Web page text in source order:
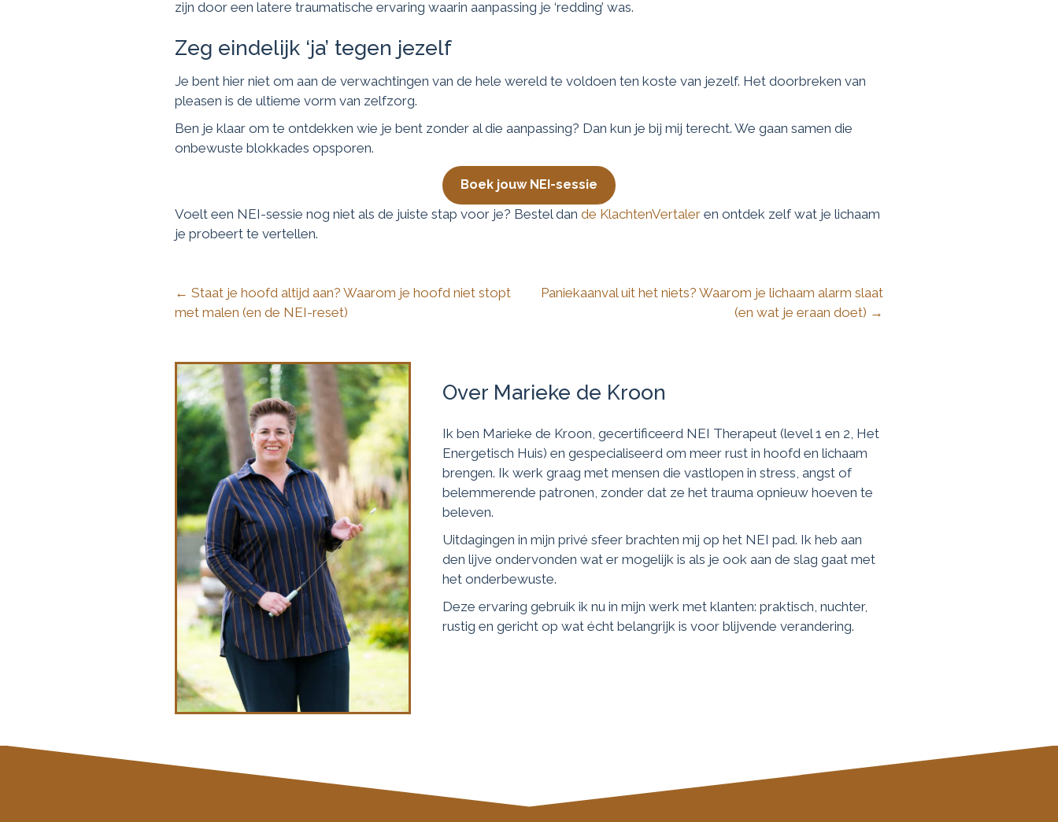
zijn door een latere traumatische ervaring waarin aanpassing je ‘redding’ was.
Zeg eindelijk ‘ja’ tegen jezelf
Je bent hier niet om aan de verwachtingen van de hele wereld te voldoen ten koste van jezelf. Het doorbreken van
pleasen is de ultieme vorm van zelfzorg.
Ben je klaar om te ontdekken wie je bent zonder al die aanpassing? Dan kun je bij mij terecht. We gaan samen die
onbewuste blokkades opsporen.
Boek jouw NEI-sessie
Voelt een NEI-sessie nog niet als de juiste stap voor je? Bestel dan de KlachtenVertaler en ontdek zelf wat je lichaam
je probeert te vertellen.
Posts
← Staat je hoofd altijd aan? Waarom je hoofd niet stopt
met malen (en de NEI-reset)
Paniekaanval uit het niets? Waarom je lichaam alarm slaat
(en wat je eraan doet) →
Over Marieke de Kroon
Ik ben Marieke de Kroon, gecertificeerd NEI Therapeut (level 1 en 2, Het
Energetisch Huis) en gespecialiseerd om meer rust in hoofd en lichaam
brengen. Ik werk graag met mensen die vastlopen in stress, angst of
belemmerende patronen, zonder dat ze het trauma opnieuw hoeven te
beleven.
Uitdagingen in mijn privé sfeer brachten mij op het NEI pad. Ik heb aan
den lijve ondervonden wat er mogelijk is als je ook aan de slag gaat met
het onderbewuste.
Deze ervaring gebruik ik nu in mijn werk met klanten: praktisch, nuchter,
rustig en gericht op wat écht belangrijk is voor blijvende verandering.